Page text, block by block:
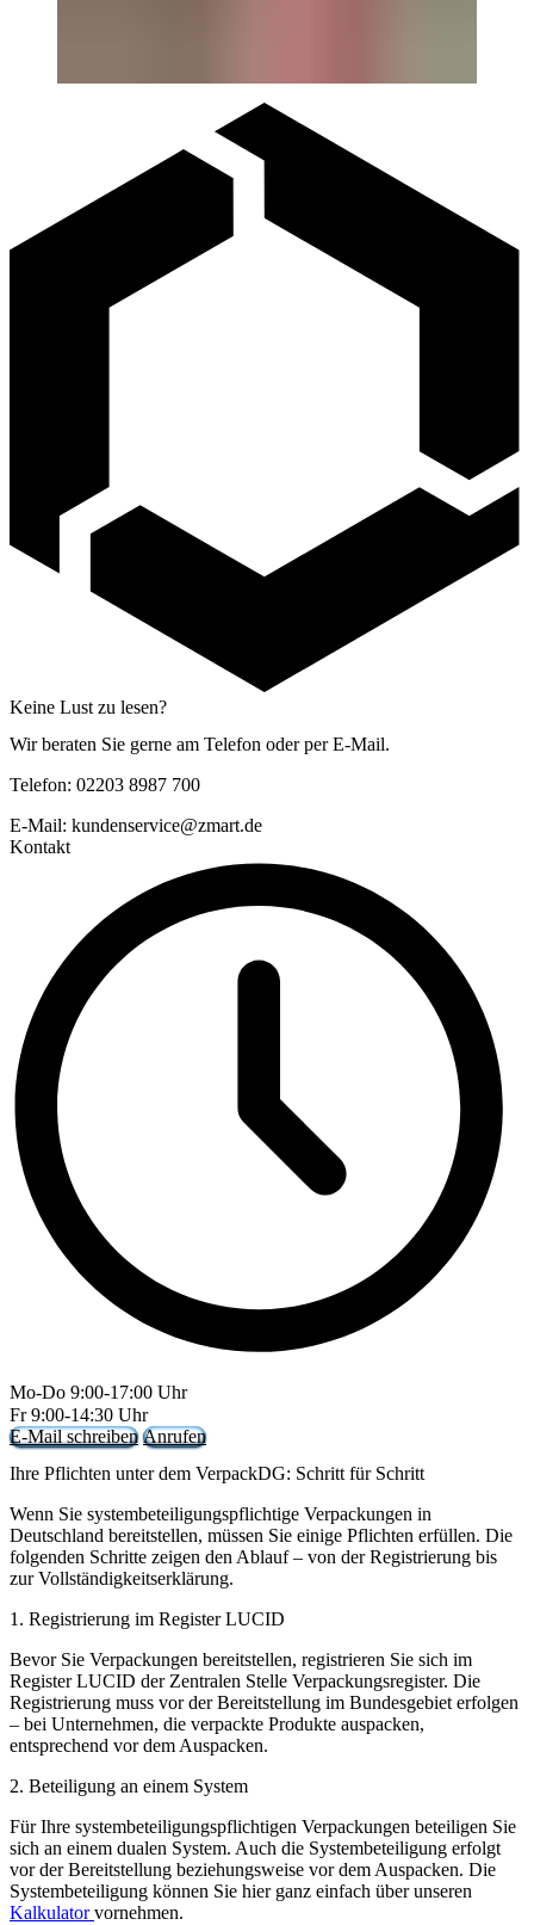
Keine Lust zu lesen?
Wir beraten Sie gerne am Telefon oder per E-Mail.
Telefon: 02203 8987 700
E-Mail: kundenservice@zmart.de
Kontakt
Mo-Do 9:00-17:00 Uhr
Fr 9:00-14:30 Uhr
E-Mail schreiben Anrufen
Ihre Pflichten unter dem VerpackDG: Schritt für Schritt
Wenn Sie systembeteiligungspflichtige Verpackungen in
Deutschland bereitstellen, müssen Sie einige Pflichten erfüllen. Die
folgenden Schritte zeigen den Ablauf – von der Registrierung bis
zur Vollständigkeitserklärung.
1. Registrierung im Register LUCID
Bevor Sie Verpackungen bereitstellen, registrieren Sie sich im
Register LUCID der Zentralen Stelle Verpackungsregister. Die
Registrierung muss vor der Bereitstellung im Bundesgebiet erfolgen
– bei Unternehmen, die verpackte Produkte auspacken,
entsprechend vor dem Auspacken.
2. Beteiligung an einem System
Für Ihre systembeteiligungspflichtigen Verpackungen beteiligen Sie
sich an einem dualen System. Auch die Systembeteiligung erfolgt
vor der Bereitstellung beziehungsweise vor dem Auspacken. Die
Systembeteiligung können Sie hier ganz einfach über unseren
Kalkulatorvornehmen.